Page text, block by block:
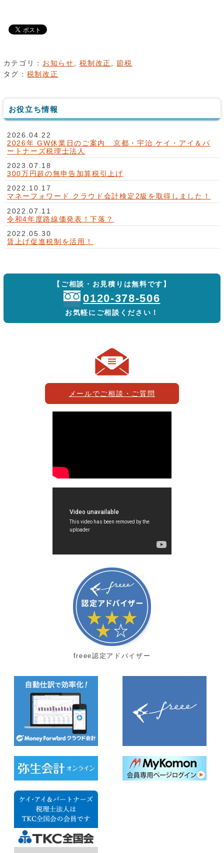
カテゴリ： お知らせ ,税制改正 ,節税
タグ： 税制改正
お役立ち情報
2026.04.22
2026年 GW休業日のご案内 京都・宇治 ケイ・アイ＆パ
ートナーズ税理士法人
2023.07.18
300万円超の無申告加算税引上げ
2022.10.17
マネーフォワード クラウド会計検定2級を取得しました！
2022.07.11
令和4年度路線価発表！下落？
2022.05.30
賃上げ促進税制を活用！
【ご相談・お見積りは無料です】
0120-378-506
お気軽にご相談ください！
メールでご相談・ご質問
freee認定アドバイザー